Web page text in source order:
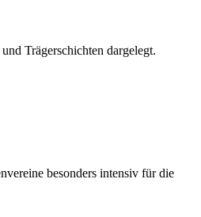
Trägerschichten dargelegt.
besonders intensiv für die